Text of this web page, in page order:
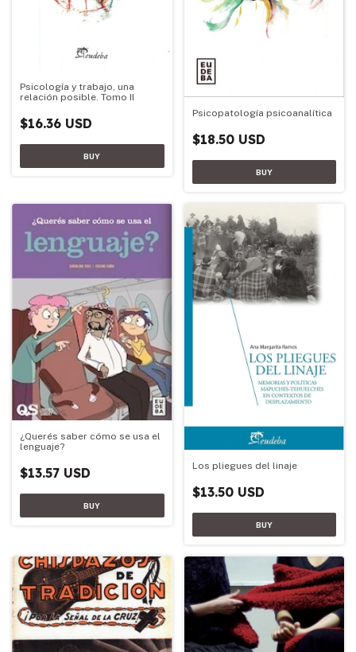
Psicología y trabajo, una
relación posible. Tomo II
$16.36 USD
Psicopatología psicoanalítica
$18.50 USD
¿Querés saber cómo se usa el
lenguaje?
$13.57 USD Los pliegues del linaje
$13.50 USD